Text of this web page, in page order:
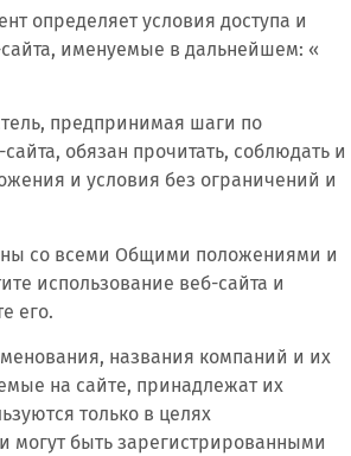
определяет условия доступа и
именуемые в дальнейшем: «
предпринимая шаги по
обязан прочитать, соблюдать и
и условия без ограничений и
со всеми Общими положениями и
использование веб-сайта и
его.
названия компаний и их
на сайте, принадлежат их
только в целях
могут быть зарегистрированными